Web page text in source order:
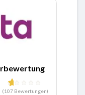
(107Bewertungen)